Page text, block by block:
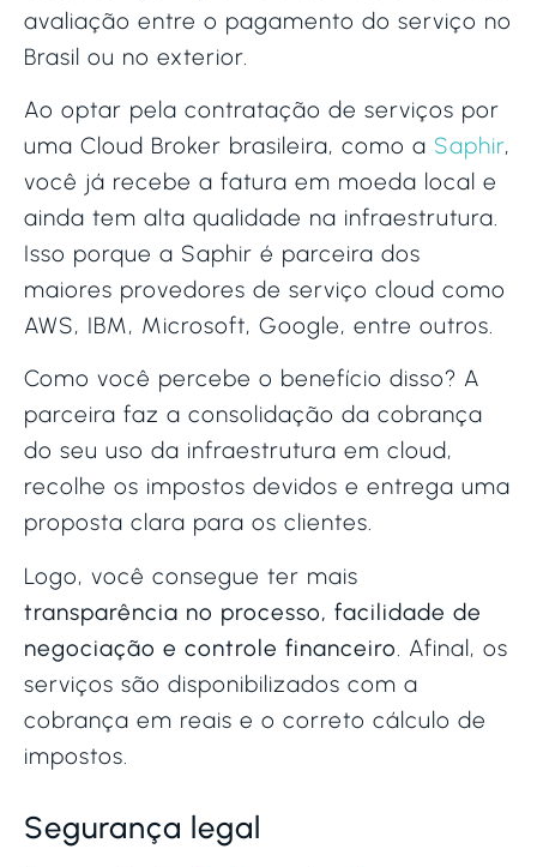
avaliação entre o pagamento do serviço no
Brasil ou no exterior.
Ao optar pela contratação de serviços por
uma Cloud Broker brasileira, como a Saphir,
você já recebe a fatura em moeda local e
ainda tem alta qualidade na infraestrutura.
Isso porque a Saphir é parceira dos
maiores provedores de serviço cloud como
AWS, IBM, Microsoft, Google, entre outros.
Como você percebe o benefício disso? A
parceira faz a consolidação da cobrança
do seu uso da infraestrutura em cloud,
recolhe os impostos devidos e entrega uma
proposta clara para os clientes.
Logo, você consegue ter mais
transparência no processo, facilidade de
negociação e controle financeiro. Afinal, os
serviços são disponibilizados com a
cobrança em reais e o correto cálculo de
impostos.
Segurança legal